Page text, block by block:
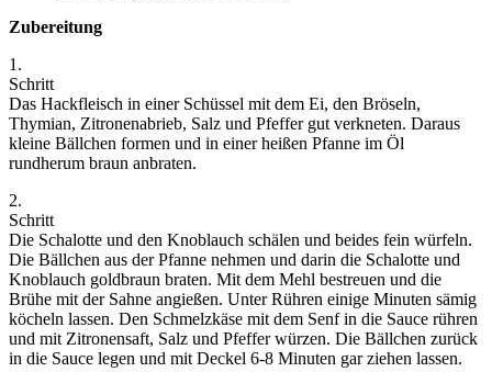
Zubereitung
1.
Schritt
Das Hackfleisch in einer Schüssel mit dem Ei, den Bröseln,
Thymian, Zitronenabrieb, Salz und Pfeffer gut verkneten. Daraus
kleine Bällchen formen und in einer heißen Pfanne im Öl
rundherum braun anbraten.
2.
Schritt
Die Schalotte und den Knoblauch schälen und beides fein würfeln.
Die Bällchen aus der Pfanne nehmen und darin die Schalotte und
Knoblauch goldbraun braten. Mit dem Mehl bestreuen und die
Brühe mit der Sahne angießen. Unter Rühren einige Minuten sämig
köcheln lassen. Den Schmelzkäse mit dem Senf in die Sauce rühren
und mit Zitronensaft, Salz und Pfeffer würzen. Die Bällchen zurück
in die Sauce legen und mit Deckel 6-8 Minuten gar ziehen lassen.